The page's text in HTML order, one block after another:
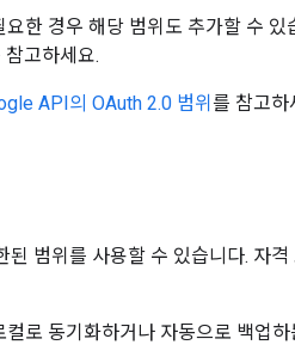
한 경우 해당 범위도 추가할 수
참고하세요.
API의 OAuth 2.0 범위 를 참고하
된 범위를 사용할 수 있습니다. 자
로 동기화하거나 자동으로 백업